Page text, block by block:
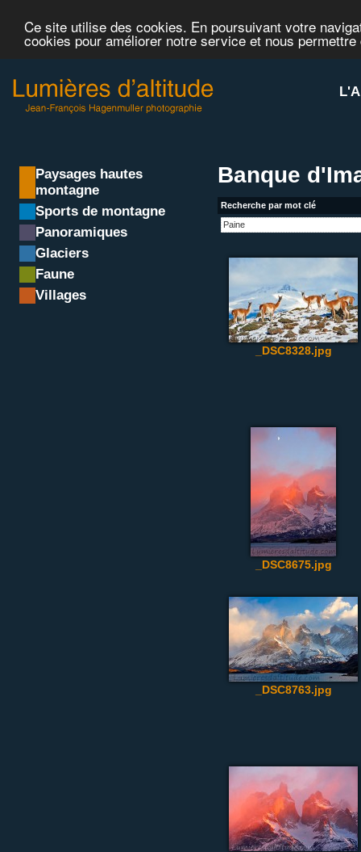
Ce site utilise des cookies. En poursuivant votre
cookies pour améliorer notre service et nous
Paysages hautes
montagne
Sports de montagne
Panoramiques
Glaciers
Faune
Villages
Banque
Recherche par mot clé
_DSC8328.jpg
_DSC8675.jpg
_DSC8763.jpg